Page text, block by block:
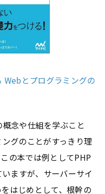
Webとプログラミングの
念や仕組を学ぶこと
グのことがすっきり理
の本では例としてPHP
ますが、サーバーサイ
はじめとして、根幹の